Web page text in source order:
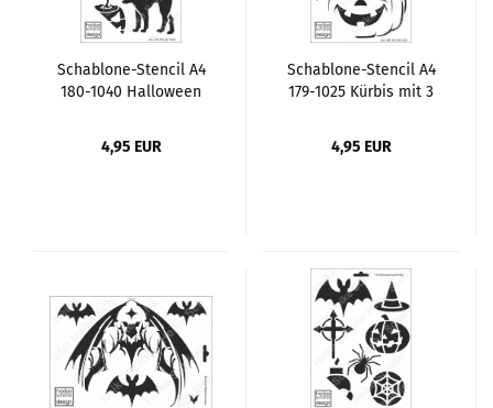
Schablone-Stencil A4
180-1040 Halloween
4,95 EUR
Schablone-Stencil A4
179-1025 Kürbis mit 3
4,95 EUR